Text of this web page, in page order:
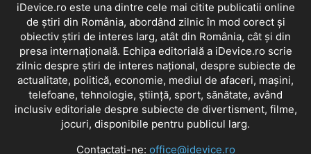
iDevice.ro este una dintre cele mai citite publicatii online
de știri din România, abordând zilnic în mod corect și
obiectiv știri de interes larg, atât din România, cât și din
presa internațională. Echipa editorială a iDevice.ro scrie
zilnic despre știri de interes național, despre subiecte de
actualitate, politică, economie, mediul de afaceri, mașini,
telefoane, tehnologie, știință, sport, sănătate, având
inclusiv editoriale despre subiecte de divertisment, filme,
jocuri, disponibile pentru publicul larg.
Contactați-ne: office@idevice.ro